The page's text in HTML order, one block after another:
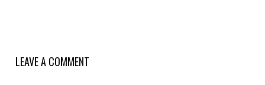
LEAVE A COMMENT